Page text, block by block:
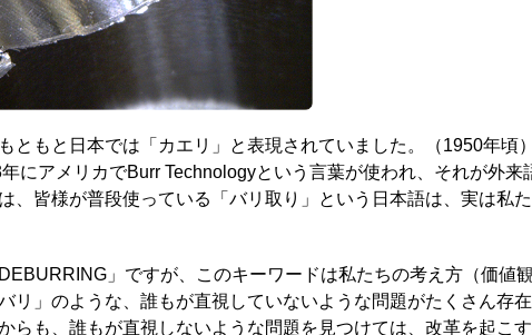
ともと日本では「カエリ」と表現されていました。（1950年頃）
にアメリカでBurr Technologyという言葉が使われ、それが外
、皆様が普段使っている「バリ取り」という日本語は、実は私
」ですが、このキーワードは私たちの考え方（価値
リ」のような、誰もが直視していないような問題がたくさん存在
らも、誰もが直視しないような問題を見つけては、改革を起こ